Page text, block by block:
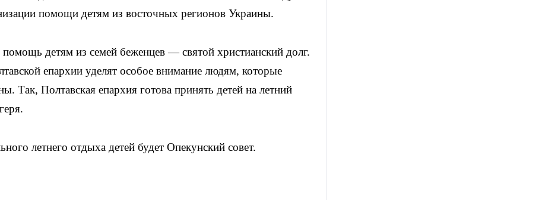
помощи детям из восточных регионов Украины.
детям из семей беженцев — святой христианский долг.
епархии уделят особое внимание людям, которые
Так, Полтавская епархия готова принять детей на летний
летнего отдыха детей будет Опекунский совет.